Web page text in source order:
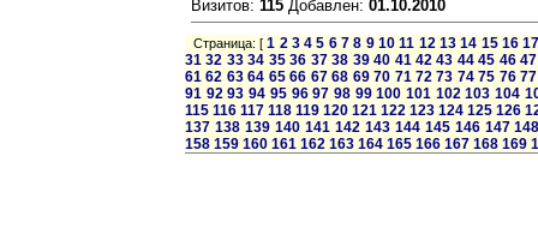
Визитов: 115 Добавлен: 01.10.2010
Страница: [1 2 3 4 5 6 7 8 9 10 11 12 13 14 15 16
31 32 33 34 35 36 37 38 39 40 41 42 43 44 45 46 47
61 62 63 64 65 66 67 68 69 70 71 72 73 74 75 76 77
91 92 93 94 95 96 97 98 99 100 101 102 103 104
115 116 117 118 119 120 121 122 123 124 125 126
137 138 139 140 141 142 143 144 145 146 147
158 159 160 161 162 163 164 165 166 167 168 169